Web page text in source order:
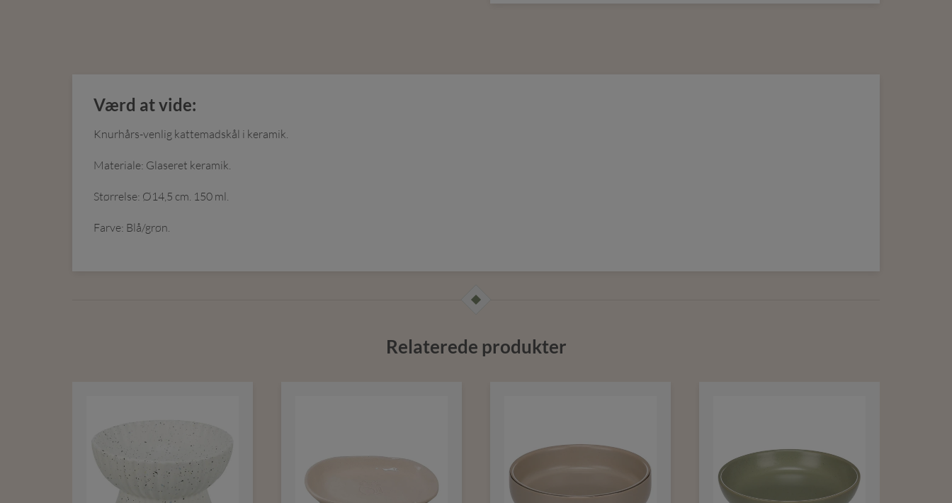
Værd at vide:
Knurhårs-venlig kattemadskål i keramik.
Materiale: Glaseret keramik.
Størrelse: Ø14,5 cm. 150 ml.
Farve: Blå/grøn.
Relaterede produkter